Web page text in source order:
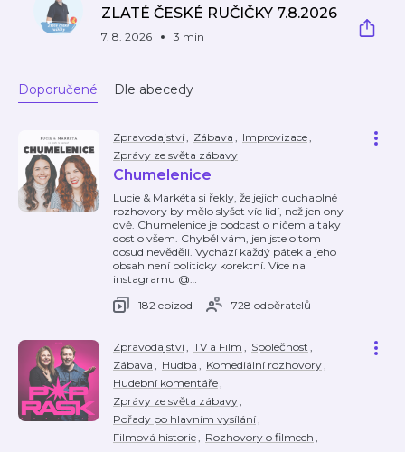
ZLATÉ ČESKÉ RUČIČKY 7.8.2026
7. 8. 2026 3 min
Doporučené Dle abecedy
Zpravodajství, Zábava , Improvizace,
Zprávy ze světa zábavy
Chumelenice
Lucie & Markéta si řekly, že jejich duchaplné
rozhovory by mělo slyšet víc lidí, než jen ony
dvě. Chumelenice je podcast o ničem a taky
dost o všem. Chyběl vám, jen jste o tom
dosud nevěděli. Vychází každý pátek a jeho
obsah není politicky korektní. Více na
instagramu @…
182 epizod
728 odběratelů
Zpravodajství, TV a Film , Společnost ,
Zábava , Hudba , Komediální rozhovory,
Hudební komentáře,
Zprávy ze světa zábavy,
Pořady po hlavním vysílání,
Filmová historie, Rozhovory o filmech ,